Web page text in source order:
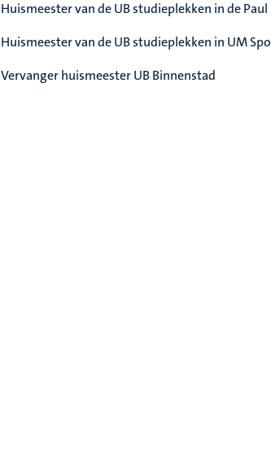
Huismeester van de UB studieplekken in de
Huismeester van de UB studieplekken in UM
Vervanger huismeester UB Binnenstad